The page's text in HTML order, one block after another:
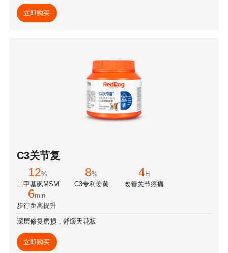
立即购买
C3关节复
12%
二甲基砜MSM
8%
C3专利姜黄
4H
改善关节疼痛
6min
步行距离提升
深层修复磨损，舒缓天花板
立即购买